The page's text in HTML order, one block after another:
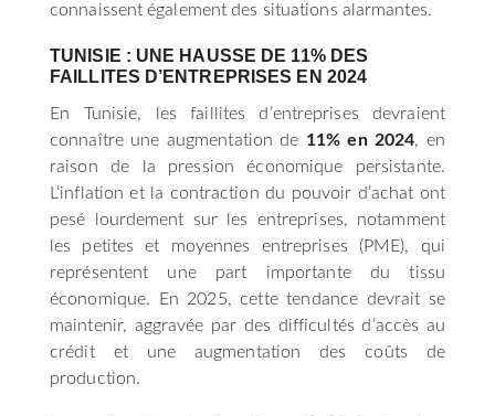
connaissent également des situations alarmantes.
TUNISIE : UNE HAUSSE DE 11% DES
FAILLITES D’ENTREPRISES EN 2024
En Tunisie, les faillites d’entreprises devraient
connaître une augmentation de 11% en 2024, en
raison de la pression économique persistante.
L’inflation et la contraction du pouvoir d’achat ont
pesé lourdement sur les entreprises, notamment
les petites et moyennes entreprises (PME), qui
représentent une part importante du tissu
économique. En 2025, cette tendance devrait se
maintenir, aggravée par des difficultés d’accès au
crédit et une augmentation des coûts de
production.